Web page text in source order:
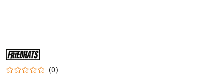
NAZWA
PRODUCENTA:
FRIEDHATS
(0)